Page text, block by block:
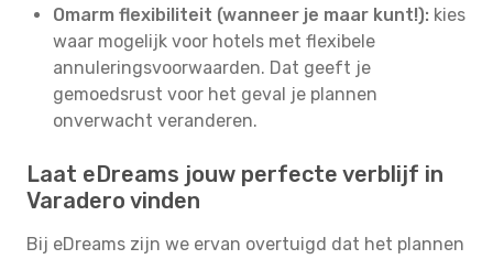
Omarm flexibiliteit (wanneer je maar kunt!): kies
waar mogelijk voor hotels met flexibele
annuleringsvoorwaarden. Dat geeft je
gemoedsrust voor het geval je plannen
onverwacht veranderen.
Laat eDreams jouw perfecte verblijf in
Varadero vinden
Bij eDreams zijn we ervan overtuigd dat het plannen